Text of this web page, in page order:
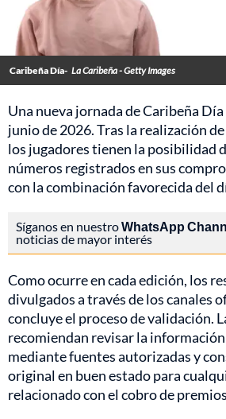
Caribeña Día- La Caribeña - Getty Images
Una nueva jornada de Caribeña
junio de 2026. Tras la realización
los jugadores tienen la posibilidad
números registrados en sus
con la combinación favorecida del
Síganos en nuestroWhatsApp
noticias de mayor interés
Como ocurre en cada edición, los
divulgados a través de los canales
concluye el proceso de validación.
recomiendan revisar la
mediante fuentes autorizadas y
original en buen estado para
relacionado con el cobro de